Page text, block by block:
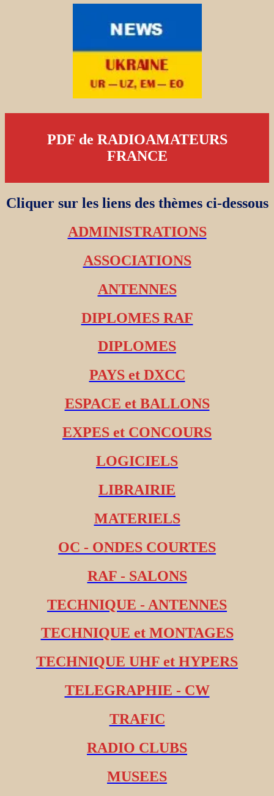
PDF de RADIOAMATEURS
FRANCE
Cliquer sur les liens des thèmes ci-dessous
ADMINISTRATIONS
ASSOCIATIONS
ANTENNES
DIPLOMES RAF
DIPLOMES
PAYS et DXCC
ESPACE et BALLONS
EXPES et CONCOURS
LOGICIELS
LIBRAIRIE
MATERIELS
OC - ONDES COURTES
RAF - SALONS
TECHNIQUE - ANTENNES
TECHNIQUE et MONTAGES
TECHNIQUE UHF et HYPERS
TELEGRAPHIE - CW
TRAFIC
RADIO CLUBS
MUSEES